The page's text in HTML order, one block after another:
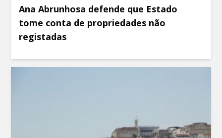
Ana Abrunhosa defende que Estado
tome conta de propriedades não
registadas